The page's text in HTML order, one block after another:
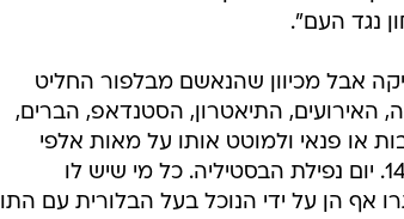
נגד העם".
אבל מכיוון שהנאשם מבלפור החליט
התיאטרון, הסטנדאפ, הברים,
או פנאי ולמוטט אותו על מאות אלפי
עובדיו, ארשה לעצמי להדהד כאן תאריך חשוב: מחר 14.7. יום נפילת הבסטיליה. כל מי שיש לו
אף הן על ידי הנוכל בעל הבלורית עם התו